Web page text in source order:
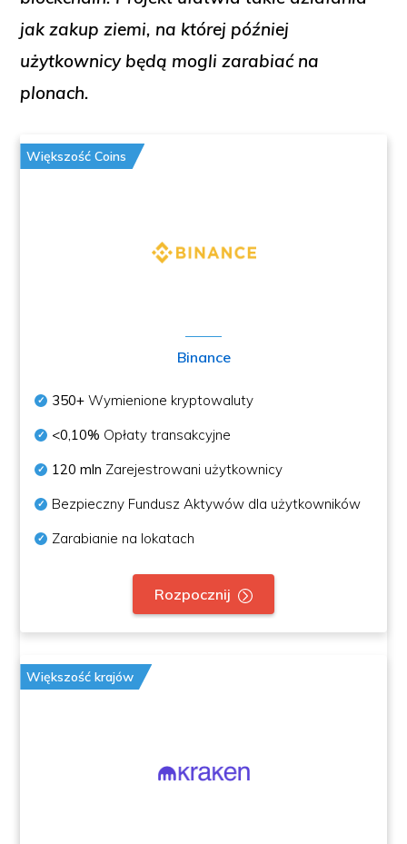
jak zakup ziemi, na której później
użytkownicy będą mogli zarabiać na
plonach.
Większość Coins
Binance
350+ Wymienione kryptowaluty
<0,10% Opłaty transakcyjne
120 mln Zarejestrowani użytkownicy
Bezpieczny Fundusz Aktywów dla użytkowników
Zarabianie na lokatach
Rozpocznij
Większość krajów